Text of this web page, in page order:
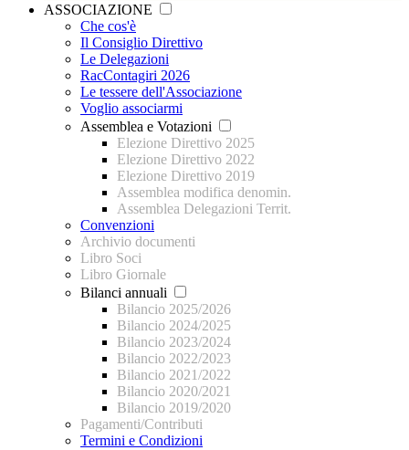
ASSOCIAZIONE
Che cos'è
Il Consiglio Direttivo
Le Delegazioni
RacContagiri 2026
Le tessere dell'Associazione
Voglio associarmi
Assemblea e Votazioni
Elezione Direttivo 2025
Elezione Direttivo 2022
Elezione Direttivo 2019
Assemblea modifica denomin.
Assemblea Delegazioni Territ.
Convenzioni
Archivio documenti
Libro Soci
Libro Giornale
Bilanci annuali
Bilancio 2025/2026
Bilancio 2024/2025
Bilancio 2023/2024
Bilancio 2022/2023
Bilancio 2021/2022
Bilancio 2020/2021
Bilancio 2019/2020
Pagamenti/Contributi
Termini e Condizioni